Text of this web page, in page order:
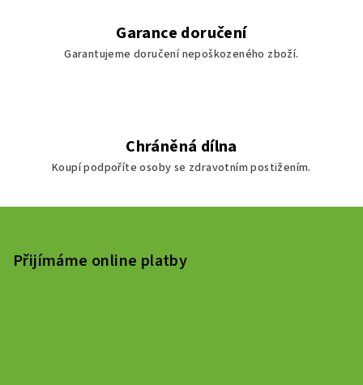
s
u
Garance doručení
Garantujeme doručení nepoškozeného zboží.
Chráněná dílna
Koupí podpoříte osoby se zdravotním postižením.
Přijímáme online platby